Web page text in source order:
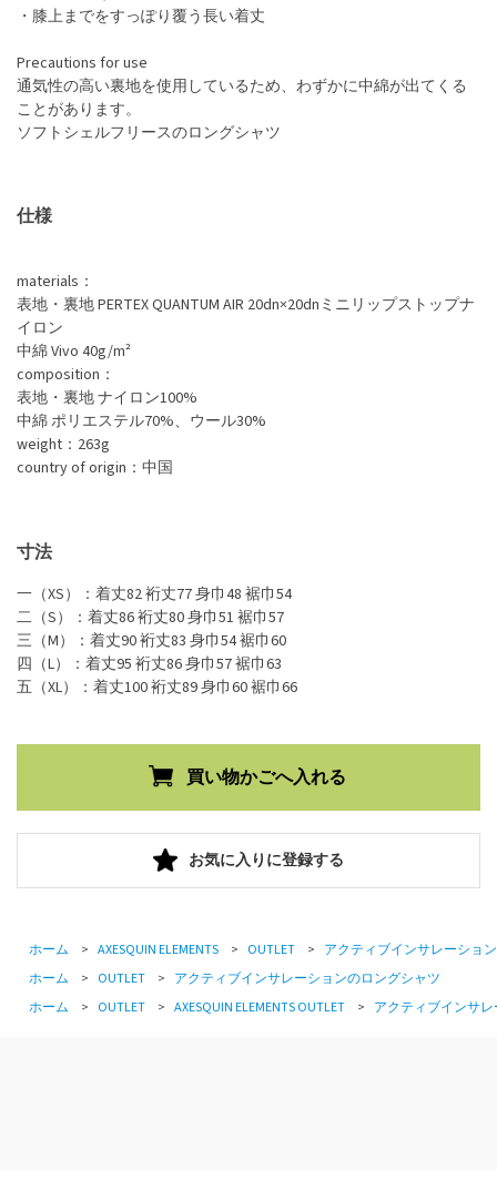
・膝上までをすっぽり覆う長い着丈
Precautions for use
通気性の高い裏地を使用しているため、わずかに中綿が出てくる
ことがあります。
ソフトシェルフリースのロングシャツ
仕様
materials：
表地・裏地 PERTEX QUANTUM AIR 20dn×20dnミニリップストップナ
イロン
中綿 Vivo 40g/m²
composition：
表地・裏地 ナイロン100%
中綿 ポリエステル70%、ウール30%
weight：263g
country of origin：中国
寸法
一（XS）：着丈82 裄丈77 身巾48 裾巾54
二（S）：着丈86 裄丈80 身巾51 裾巾57
三（M）：着丈90 裄丈83 身巾54 裾巾60
四（L）：着丈95 裄丈86 身巾57 裾巾63
五（XL）：着丈100 裄丈89 身巾60 裾巾66
お気に入りに登録する
ホーム > AXESQUIN ELEMENTS > OUTLET > アクティブインサレーショ
ホーム
> OUTLET > アクティブインサレーションのロングシャツ
ホーム
> OUTLET > AXESQUIN ELEMENTS OUTLET > アクティブインサ